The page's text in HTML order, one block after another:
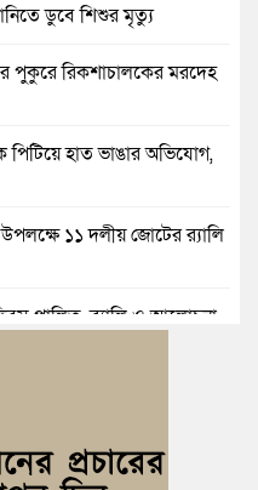
ডুবে শিশুর মৃত্যু
পুকুরে রিকশাচালকের মরদেহ
পিটিয়ে হাত ভাঙার অভিযোগ,
১১ দলীয় জোটের র‍্যালি
পালিত, র‍্যালি ও আলোচনা
এলেন সৌদির কফিল; এলাকায়